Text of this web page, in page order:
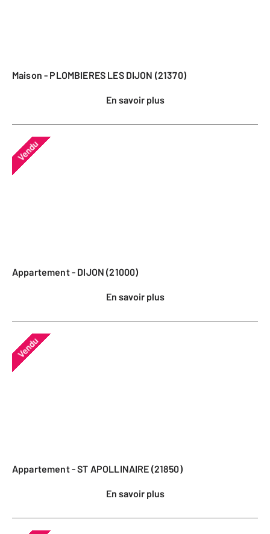
Maison - PLOMBIERES LES DIJON (21370)
En savoir plus
Vendu
Appartement - DIJON (21000)
En savoir plus
Vendu
Appartement - ST APOLLINAIRE (21850)
En savoir plus